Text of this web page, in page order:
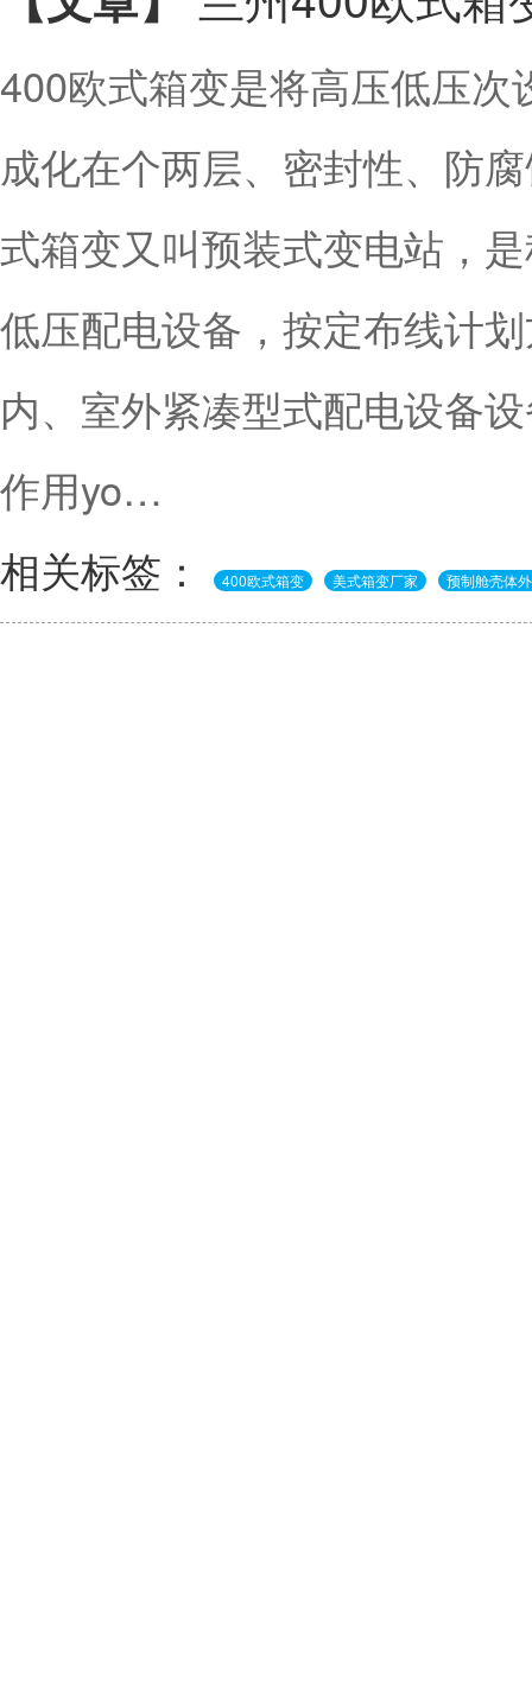
400欧式箱变是将高压低压
成化在个两层、密封性、防
式箱变又叫预装式变电站，
低压配电设备，按定布线计
内、室外紧凑型式配电设备
作用yo…
相关标签：
400欧式箱变 美式箱变厂家 预制舱壳体